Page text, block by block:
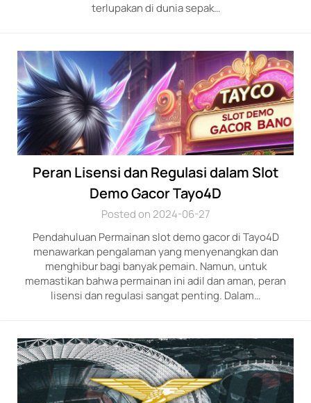
terlupakan di dunia sepak…
Peran Lisensi dan Regulasi dalam Slot
Demo Gacor Tayo4D
Posted on 2024-06-27
Pendahuluan Permainan slot demo gacor di Tayo4D
menawarkan pengalaman yang menyenangkan dan
menghibur bagi banyak pemain. Namun, untuk
memastikan bahwa permainan ini adil dan aman, peran
lisensi dan regulasi sangat penting. Dalam…